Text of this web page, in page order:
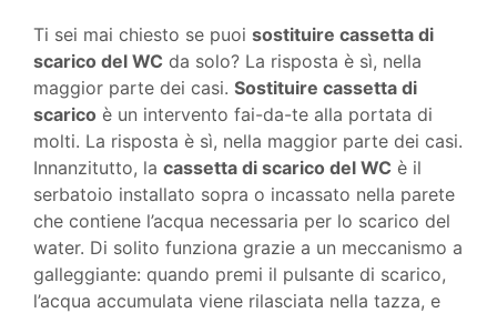
Ti sei mai chiesto se puoi sostituire cassetta di
scarico del WC da solo? La risposta è sì, nella
maggior parte dei casi. Sostituire cassetta di
scarico è un intervento fai-da-te alla portata di
molti. La risposta è sì, nella maggior parte dei casi.
Innanzitutto, la cassetta di scarico del WC è il
serbatoio installato sopra o incassato nella parete
che contiene l’acqua necessaria per lo scarico del
water. Di solito funziona grazie a un meccanismo a
galleggiante: quando premi il pulsante di scarico,
l’acqua accumulata viene rilasciata nella tazza, e